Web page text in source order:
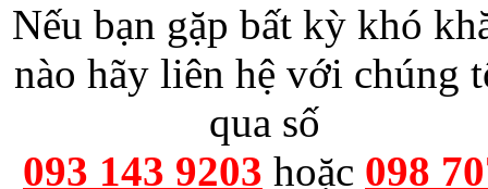
Nếu bạn gặp bất kỳ khó
nào hãy liên hệ với chúng
qua số
093 143 9203 hoặc 098